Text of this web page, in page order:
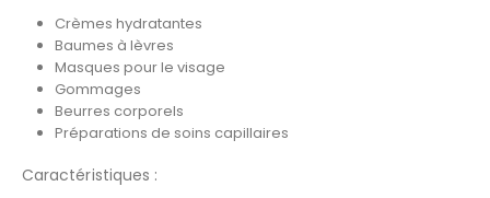
Crèmes hydratantes
Baumes à lèvres
Masques pour le visage
Gommages
Beurres corporels
Préparations de soins capillaires
Caractéristiques :